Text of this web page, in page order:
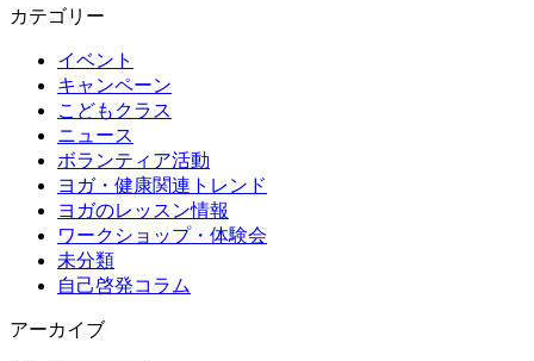
カテゴリー
イベント
キャンペーン
こどもクラス
ニュース
ボランティア活動
ヨガ・健康関連トレンド
ヨガのレッスン情報
ワークショップ・体験会
未分類
自己啓発コラム
アーカイブ